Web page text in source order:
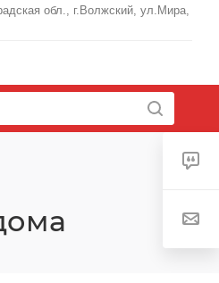
обл., г.Волжский, ул.Мира,